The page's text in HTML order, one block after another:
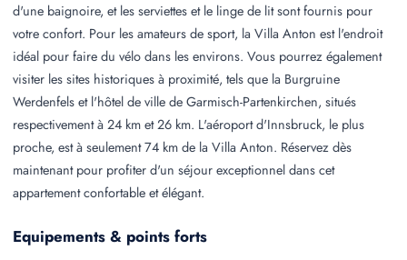
d'une baignoire, et les serviettes et le linge de lit sont fournis pour
votre confort. Pour les amateurs de sport, la Villa Anton est l'endroit
idéal pour faire du vélo dans les environs. Vous pourrez également
visiter les sites historiques à proximité, tels que la Burgruine
Werdenfels et l'hôtel de ville de Garmisch-Partenkirchen, situés
respectivement à 24 km et 26 km. L'aéroport d'Innsbruck, le plus
proche, est à seulement 74 km de la Villa Anton. Réservez dès
maintenant pour profiter d'un séjour exceptionnel dans cet
appartement confortable et élégant.
Equipements & points forts